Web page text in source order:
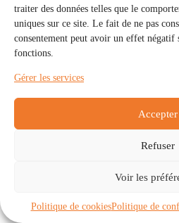
traiter des données telles que le
uniques sur ce site. Le fait de ne pas
consentement peut avoir un effet négatif
fonctions.
Gérer les services
Accepter
Refuser
Voir les
Politique de cookiesPolitique de
Communautés
À
Politique de